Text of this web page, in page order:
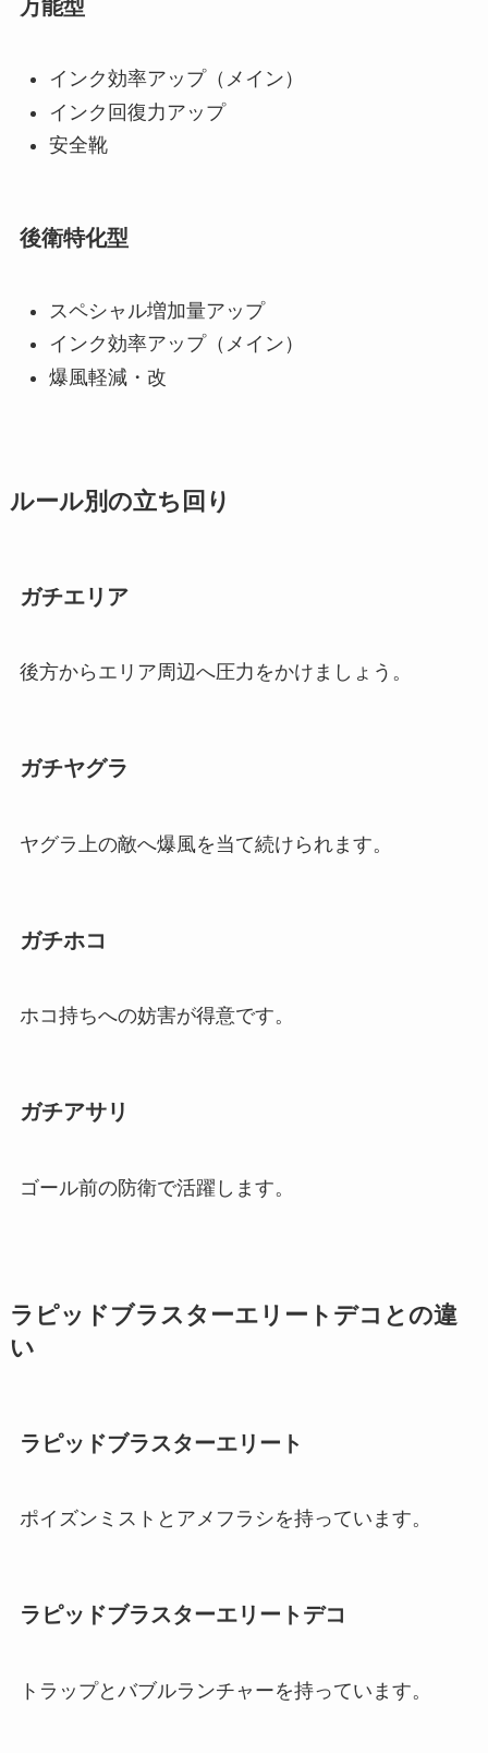
万能型
インク効率アップ（メイン）
インク回復力アップ
安全靴
後衛特化型
スペシャル増加量アップ
インク効率アップ（メイン）
爆風軽減・改
ルール別の立ち回り
ガチエリア
後方からエリア周辺へ圧力をかけましょう。
ガチヤグラ
ヤグラ上の敵へ爆風を当て続けられます。
ガチホコ
ホコ持ちへの妨害が得意です。
ガチアサリ
ゴール前の防衛で活躍します。
ラピッドブラスターエリートデコとの違
い
ラピッドブラスターエリート
ポイズンミストとアメフラシを持っています。
ラピッドブラスターエリートデコ
トラップとバブルランチャーを持っています。